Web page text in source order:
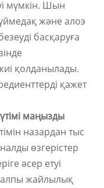
мүмкін. Шын
және алоэ
басқаруға
қолданылады.
қажет
маңызды
назардан тыс
өзгерістер
әсер етуі
жайлылық